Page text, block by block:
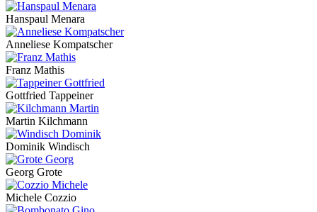
Hanspaul Menara
Anneliese Kompatscher
Franz Mathis
Gottfried Tappeiner
Martin Kilchmann
Dominik Windisch
Georg Grote
Michele Cozzio